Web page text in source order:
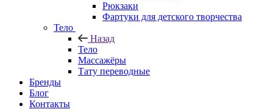
Рюкзаки
Фартуки для детского творчества
Тело
Назад
Тело
Массажёры
Тату переводные
Бренды
Блог
Контакты